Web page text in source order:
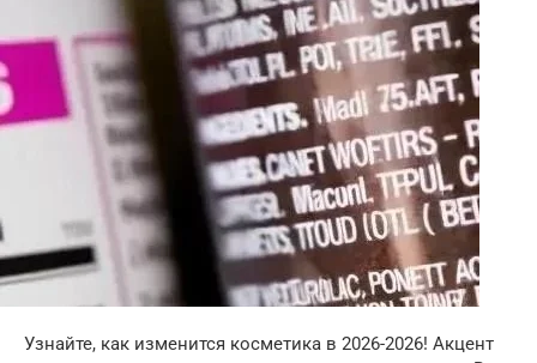
Узнайте, как изменится косметика в 2026-2026! Акцент